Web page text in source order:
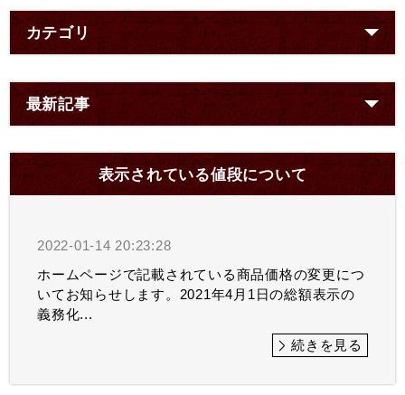
カテゴリ
最新記事
表示されている値段について
2022-01-14 20:23:28
ホームページで記載されている商品価格の変更につ
いてお知らせします。2021年4月1日の総額表示の
義務化...
続きを見る